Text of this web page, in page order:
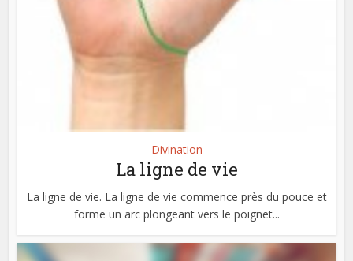
Divination
La ligne de vie
La ligne de vie. La ligne de vie commence près du pouce et
forme un arc plongeant vers le poignet...